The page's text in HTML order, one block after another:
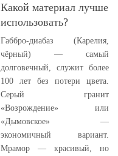
Какой материал лучше
использовать?
Габбро-диабаз (Карелия,
чёрный) — самый
долговечный, служит более
100 лет без потери цвета.
Серый гранит
«Возрождение» или
«Дымовское» —
экономичный вариант.
Мрамор — красивый, но